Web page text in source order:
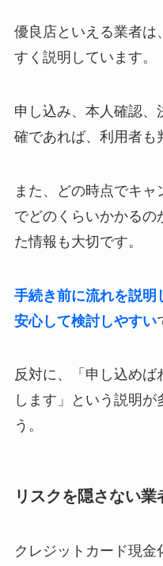
優良店といえる業者は
すく説明しています。
申し込み、本人確認、
確であれば、利用者も
また、どの時点でキャ
でどのくらいかかるの
た情報も大切です。
手続き前に流れを説明
安心して検討しやすい
反対に、「申し込め
します」という説明が
う。
リスクを隠さない業
クレジットカード現